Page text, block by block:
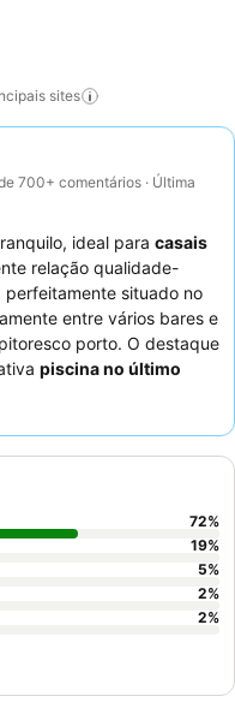
sites
700+ comentários · Última
ideal para casais
relação qualidade-
perfeitamente situado no
entre vários bares e
porto. O destaque
piscina no último
os
servido com
mais tranquila, os
para o pátio interior.
72%
19%
5%
2%
2%